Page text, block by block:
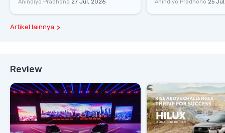
Anindiyo Pradhono 27 Jul, 2026 Anindiyo Pradhono 25
Artikel lainnya
Review